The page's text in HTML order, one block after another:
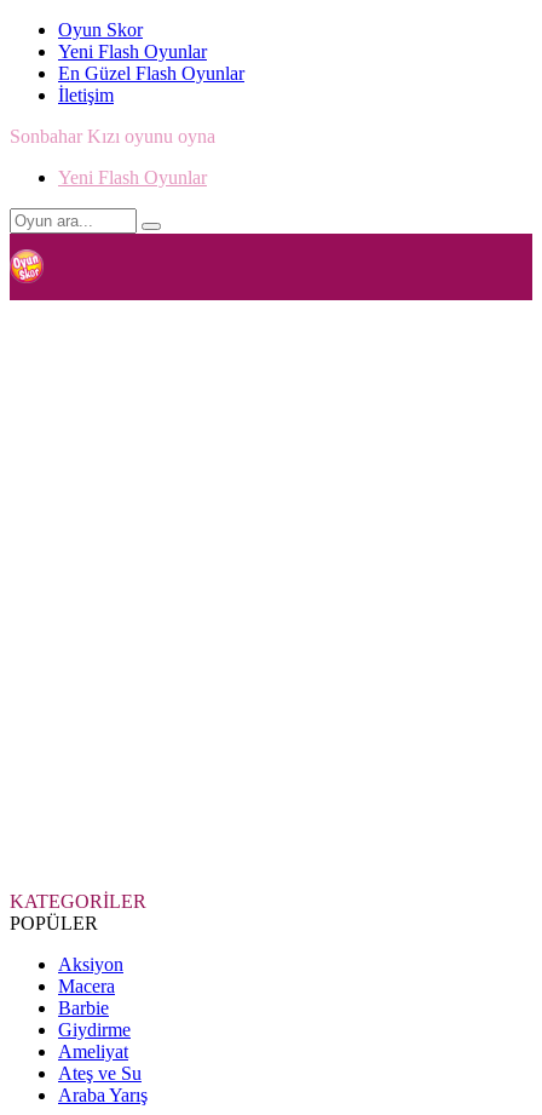
Oyun Skor
Yeni Flash Oyunlar
En Güzel Flash Oyunlar
İletişim
Sonbahar Kızı oyunu oyna
Yeni Flash Oyunlar
KATEGORİLER
POPÜLER
Aksiyon
Macera
Barbie
Giydirme
Ameliyat
Ateş ve Su
Araba Yarış